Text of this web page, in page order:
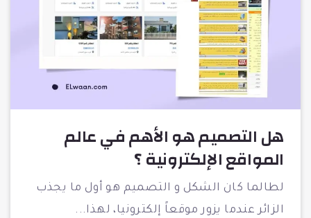
هل التصميم هو الأهم في عالم
المواقع الإلكترونية ؟
لطالما كان الشكل و التصميم هو أول ما يجذب
الزائر عندما يزور موقعاً إلكترونيا، لهذا